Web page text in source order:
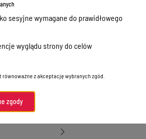
Ostródzkim
sesyjne wymagane do prawidłowego
wyglądu strony do celów
z akceptację wybranych zgód.
zgody